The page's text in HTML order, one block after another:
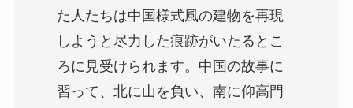
た人たちは中国様式風の建物を再現
しようと尽力した痕跡がいたるとこ
ろに見受けられます。中国の故事に
習って、北に山を負い、南に仰高門